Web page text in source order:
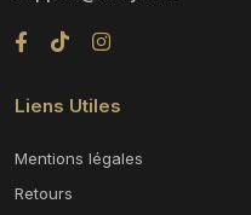
Liens Utiles
Mentions légales
Retours